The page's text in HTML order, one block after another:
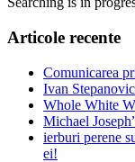
Articole recente
Comunicarea
Ivan
Whole White
Michael
ierburi perene
ei!